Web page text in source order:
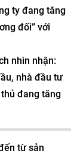
ty đang tăng
đối” với
nhìn nhận:
nhà đầu tư
đang tăng
từ sản